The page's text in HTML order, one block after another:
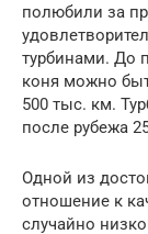
полюбили за
турбинами. До
коня можно
500 тыс. км.
после рубежа
Одной из
отношение к
случайно